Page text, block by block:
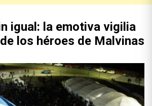
igual: la emotiva vigilia
los héroes de Malvinas